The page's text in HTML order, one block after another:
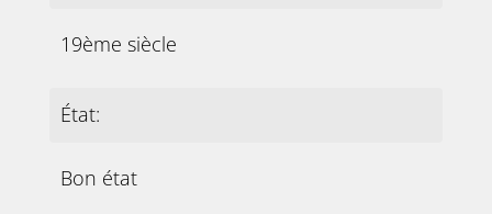
19ème siècle
État:
Bon état